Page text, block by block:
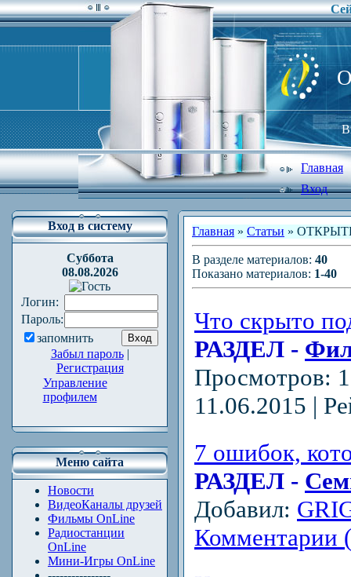
Главная
Вход
Вход в систему
Суббота
08.08.2026
Логин:
Пароль:
запомнить
Забыл пароль|
Регистрация
Управление
профилем
Меню сайта
Новости
ВидеоКаналы друзей
Фильмы OnLine
Радиостанции
OnLine
Мини-Игры OnLine
Главная » Статьи »
В разделе материалов: 40
Показано материалов: 1-40
Что скрыто
РАЗДЕЛ -
Просмотров:
11.06.2015 |
7 ошибок,
РАЗДЕЛ -
Добавил:
Комментарии